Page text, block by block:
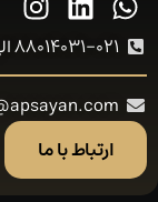
88014031-021 الی 3 ، 42269-021
ارتباط با ما